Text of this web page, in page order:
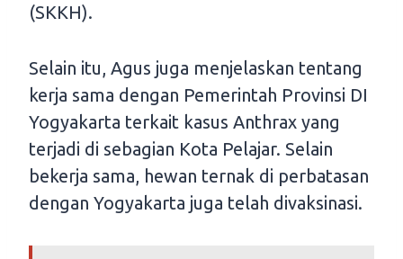
(SKKH).
Selain itu, Agus juga menjelaskan tentang
kerja sama dengan Pemerintah Provinsi DI
Yogyakarta terkait kasus Anthrax yang
terjadi di sebagian Kota Pelajar. Selain
bekerja sama, hewan ternak di perbatasan
dengan Yogyakarta juga telah divaksinasi.